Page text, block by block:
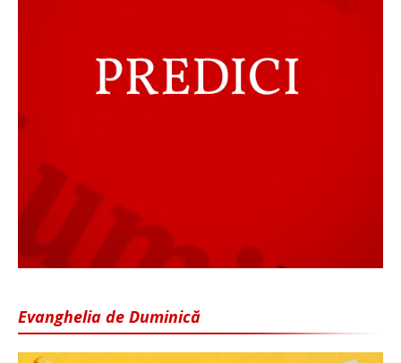
Evanghelia de Duminică